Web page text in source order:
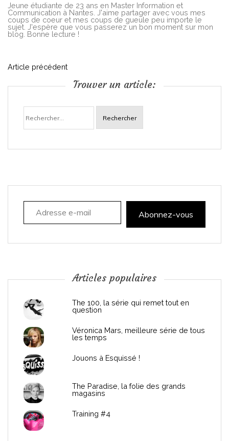
Jeune étudiante de 23 ans en Master Information et
Communication à Nantes. J'aime partager avec vous mes
coups de coeur et mes coups de gueule peu importe le
sujet. J'espère que vous passerez un bon moment sur mon
blog. Bonne lecture !
N
i
a
n
Article précédent
Trouver un article:
Rechercher :
Adresse e-mail
Abonnez-vous
Articles populaires
The 100, la série qui remet tout en
question
Véronica Mars, meilleure série de tous
les temps
Jouons à Esquissé !
The Paradise, la folie des grands
magasins
Training #4